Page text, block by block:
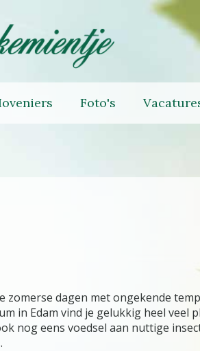
Foto's
dagen met ongekende
in Edam vind je gelukkig heel veel
nog eens voedsel aan nuttige